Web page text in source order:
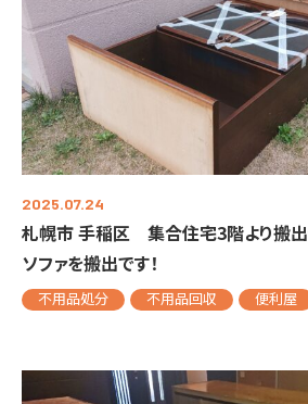
2025.07.24
札幌市 手稲区 集合住宅3階より搬出
ソファを搬出です！
不用品処分 不用品回収 便利屋